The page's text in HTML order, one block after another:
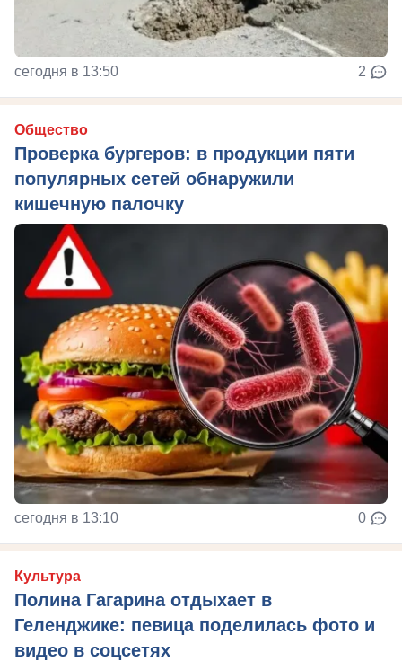
сегодня в 13:50 2
Общество
Проверка бургеров: в продукции пяти
популярных сетей обнаружили
кишечную палочку
сегодня в 13:10 0
Культура
Полина Гагарина отдыхает в
Геленджике: певица поделилась фото и
видео в соцсетях